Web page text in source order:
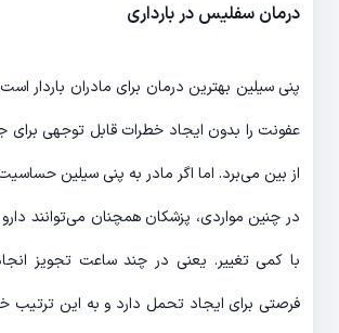
درمان سفلیس در بارداری
پنی سیلین بهترین درمان برای مادران باردار
عفونت را بدون ایجاد خطرات قابل توجهی برای
از بین می‌برد. اما اگر مادر به پنی سیلین
در چنین مواردی، پزشکان همچنان می‌توانند دارو
با کمی تغییر. یعنی در چند ساعت تجویز
فرصتی برای ایجاد تحمل دارد و به این ترتیب